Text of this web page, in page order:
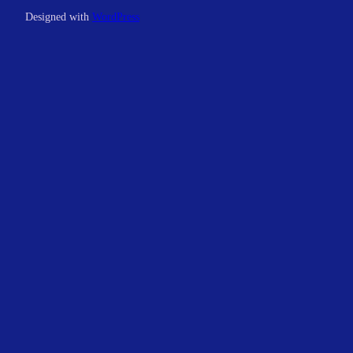
Designed with WordPress